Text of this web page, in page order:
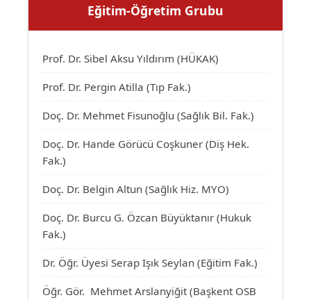
Eğitim-Öğretim Grubu
Prof. Dr. Sibel Aksu Yıldırım (HÜKAK)
Prof. Dr. Pergin Atilla (Tıp Fak.)
Doç. Dr. Mehmet Fisunoğlu (Sağlık Bil. Fak.)
Doç. Dr. Hande Görücü Coşkuner (Diş Hek.
Fak.)
Doç. Dr. Belgin Altun (Sağlık Hiz. MYO)
Doç. Dr. Burcu G. Özcan Büyüktanır (Hukuk
Fak.)
Dr. Öğr. Üyesi Serap Işık Seylan (Eğitim Fak.)
Öğr. Gör. Mehmet Arslanyiğit (Başkent OSB